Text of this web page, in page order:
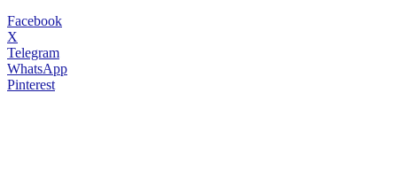
Facebook
X
Telegram
WhatsApp
Pinterest